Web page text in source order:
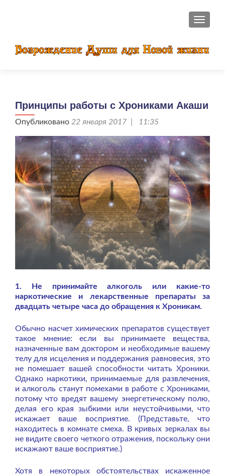
Принципы работы с Хрониками Акаши
Опубликовано 22 января 2017 | 11:35
1. Не принимайте алкоголь или какие-то
наркотические и лекарственные препараты за
двадцать четыре часа до обращения к Хроникам.
Обычно насчет химических препаратов существует
такое мнение: если вы принимаете вещества,
назначенные вам доктором и необходимые вашему
телу для исцеления и поддержания равновесия, это
не помешает вашей способности читать Хроники.
Однако наркотики, принимаемые для развлечения,
и алкоголь станут помехами в работе с Хрониками,
потому что вредят вашему энергетическому полю,
делая его края зыбкими или неустойчивыми, что
искажает ваше восприятие. (Представьте, что
находитесь в комнате смеха. В кривых зеркалах вы
не видите своего четкого отражения, поскольку они
искажают ваше восприятие.)
Хотя в некоторых обстоятельствах искаженное